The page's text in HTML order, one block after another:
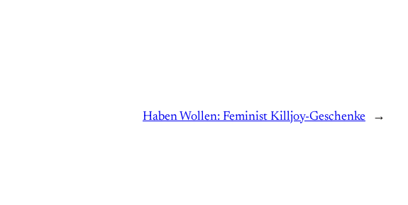
Haben Wollen: Feminist Killjoy-Geschenke →